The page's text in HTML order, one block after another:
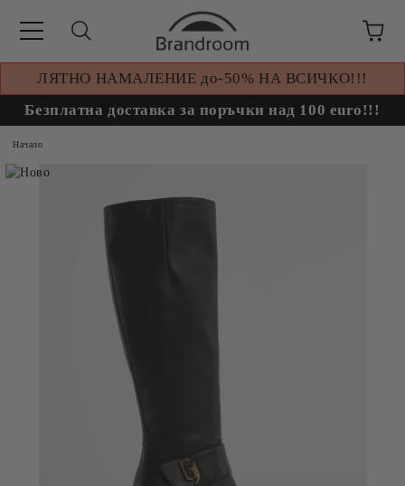
ЛЯТНО НАМАЛЕНИЕ до-50% НА ВСИЧКО!!!
Безплатна доставка за поръчки над 100 euro!!!
Начало